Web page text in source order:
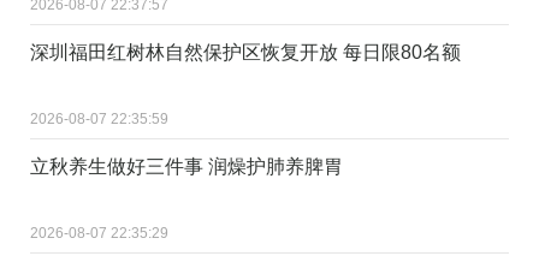
2026-08-07 22:37:57
深圳福田红树林自然保护区恢复开放 每日限80名额
2026-08-07 22:35:59
立秋养生做好三件事 润燥护肺养脾胃
2026-08-07 22:35:29